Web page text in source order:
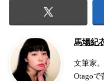
馬場紀
文筆家
Otago